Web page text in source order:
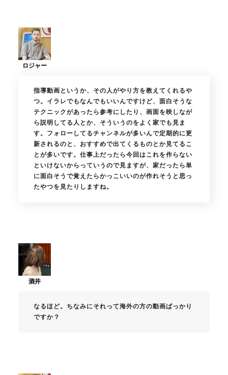
指導動画というか、その人がやり方を教えてくれるや
つ。イラレでもなんでもいいんですけど、面白そうな
テクニックがあったら参考にしたり、画面を映しなが
ら説明してる人とか、そういうのをよく家でも見ま
す。フォローしてるチャンネルが多いんで定期的に更
新されるのと、おすすめで出てくるものとか見てるこ
とが多いです。仕事上だったら今回はこれを作らない
といけないからっていうので見ますが、家だったら単
に面白そうで覚えたらかっこいいのが作れそうと思っ
たやつを見たりしますね。
なるほど。ちなみにそれって海外の方の動画ばっかり
ですか？